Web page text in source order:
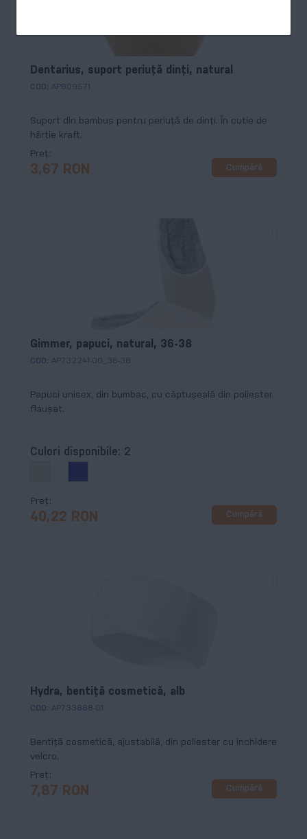
Dentarius, suport periuță dinți, natural
COD: AP809571
Suport din bambus pentru periuță de dinți. În cutie de
hârtie kraft.
Preț
3,67 RON Cumpără
Gimmer, papuci, natural, 36-38
COD: AP732241-00_36-38
Papuci unisex, din bumbac, cu căptușeală din poliester
flaușat.
Culori disponibile: 2
Preț
40,22 RON Cumpără
Hydra, bentiță cosmetică, alb
COD: AP733668-01
Bentiță cosmetică, ajustabilă, din poliester cu inchidere
velcro.
Preț
7,87 RON Cumpără